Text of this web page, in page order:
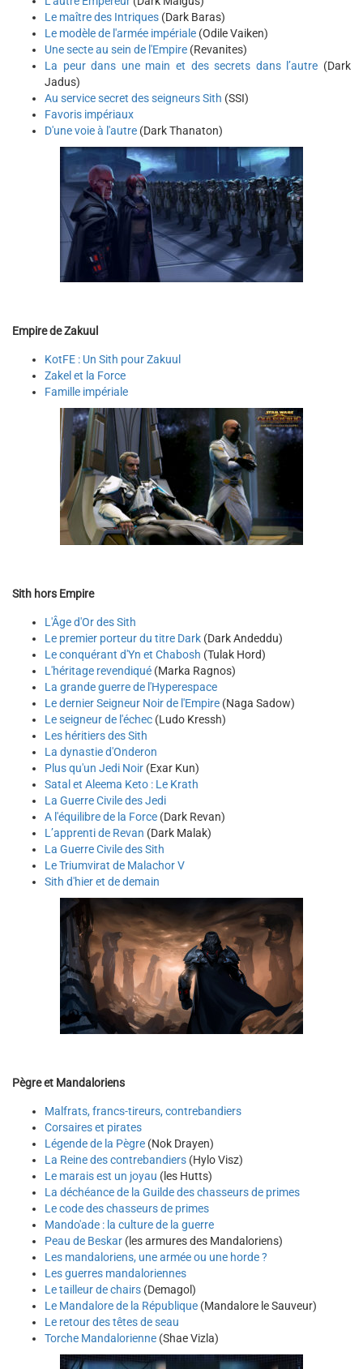
Le maître des Intriques (Dark Baras)
Le modèle de l'armée impériale (Odile Vaiken)
Une secte au sein de l'Empire (Revanites)
La peur dans une main et des secrets dans l’autre (Dark
Jadus)
Au service secret des seigneurs Sith (SSI)
Favoris impériaux
D'une voie à l'autre (Dark Thanaton)
Empire de Zakuul
KotFE : Un Sith pour Zakuul
Zakel et la Force
Famille impériale
Sith hors Empire
L'Âge d'Or des Sith
Le premier porteur du titre Dark (Dark Andeddu)
Le conquérant d'Yn et Chabosh (Tulak Hord)
L'héritage revendiqué (Marka Ragnos)
La grande guerre de l'Hyperespace
Le dernier Seigneur Noir de l'Empire (Naga Sadow)
Le seigneur de l'échec (Ludo Kressh)
Les héritiers des Sith
La dynastie d'Onderon
Plus qu'un Jedi Noir (Exar Kun)
Satal et Aleema Keto : Le Krath
La Guerre Civile des Jedi
A l'équilibre de la Force (Dark Revan)
L’apprenti de Revan (Dark Malak)
La Guerre Civile des Sith
Le Triumvirat de Malachor V
Sith d'hier et de demain
Pègre et Mandaloriens
Malfrats, francs-tireurs, contrebandiers
Corsaires et pirates
Légende de la Pègre (Nok Drayen)
La Reine des contrebandiers (Hylo Visz)
Le marais est un joyau (les Hutts)
La déchéance de la Guilde des chasseurs de primes
Le code des chasseurs de primes
Mando'ade : la culture de la guerre
Peau de Beskar (les armures des Mandaloriens)
Les mandaloriens, une armée ou une horde ?
Les guerres mandaloriennes
Le tailleur de chairs (Demagol)
Le Mandalore de la République (Mandalore le Sauveur)
Le retour des têtes de seau
Torche Mandalorienne (Shae Vizla)